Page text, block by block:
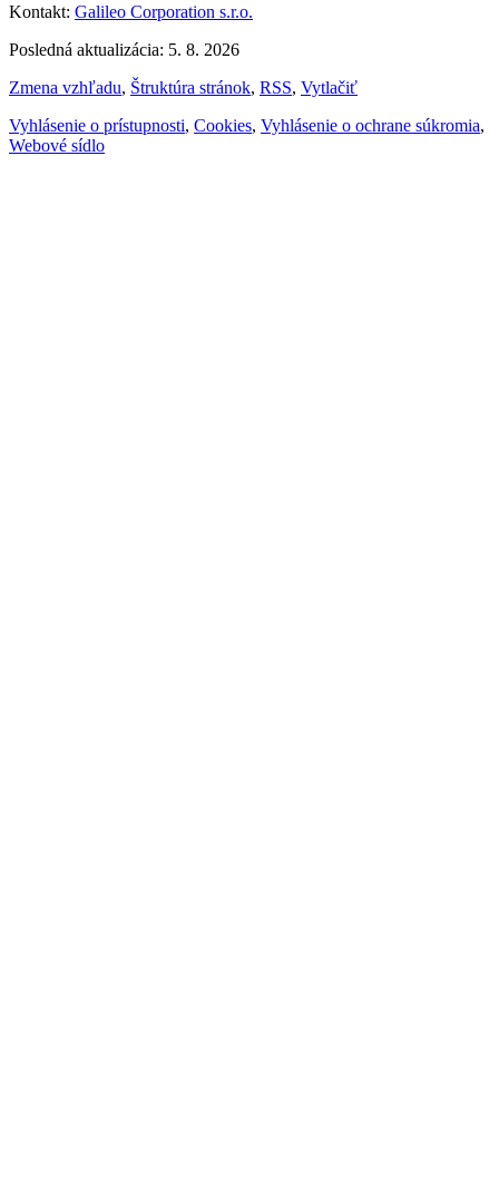
Kontakt: Galileo Corporation s.r.o.
Posledná aktualizácia: 5. 8. 2026
Zmena vzhľadu, Štruktúra stránok, RSS, Vytlačiť
Vyhlásenie o prístupnosti, Cookies, Vyhlásenie o ochrane súkromia,
Webové sídlo